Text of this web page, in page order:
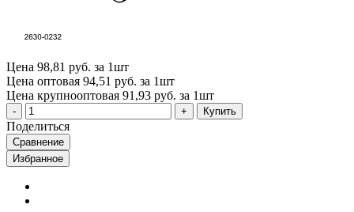
Цена 98,81 руб. за 1шт
Цена оптовая 94,51 руб. за 1шт
Цена крупнооптовая 91,93 руб. за 1шт
Купить
Поделиться
Сравнение
Избранное